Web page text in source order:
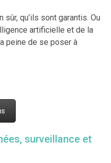
qu’ils sont garantis. Ou
artificielle et de la
peine de se poser à
surveillance et